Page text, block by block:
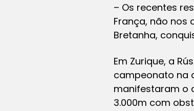
– Os recentes
França, não nos
Bretanha,
Em Zurique, a
campeonato na
manifestaram o
3.000m com